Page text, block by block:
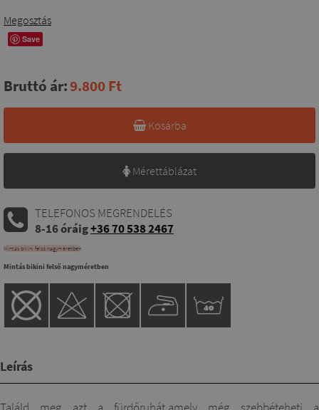
Megosztás
Save
Bruttó ár:9.800 Ft
Kosárba
Mérettáblázat
TELEFONOS MEGRENDELÉS
8-16 óráig+36 70 538 2467
Mintás bikini felső nagyméretben
Mintás bikini felső nagyméretben
Leírás